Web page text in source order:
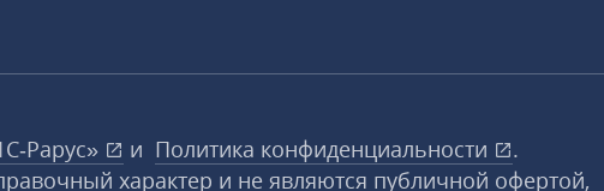
и Политика конфиденциальности
.
характер и не являются публичной офертой,